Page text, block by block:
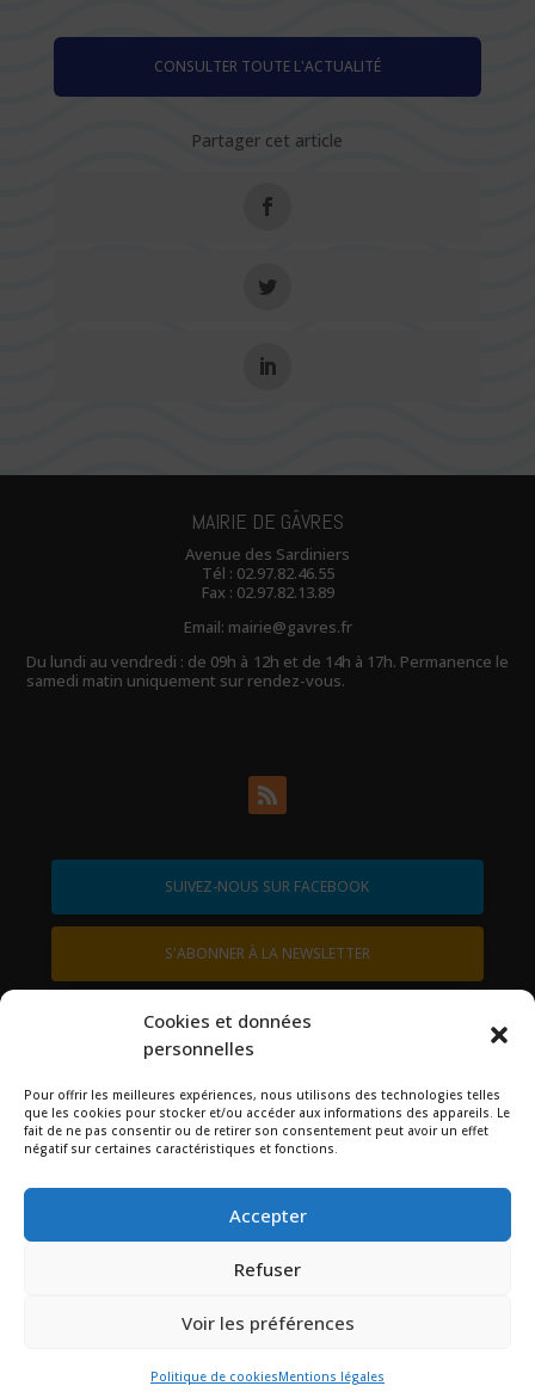
Cookies et données
personnelles
Pour offrir les meilleures expériences, nous utilisons des technologies telles
que les cookies pour stocker et/ou accéder aux informations des appareils. Le
fait de ne pas consentir ou de retirer son consentement peut avoir un effet
négatif sur certaines caractéristiques et fonctions.
Accepter
Refuser
Voir les préférences
Politique de cookiesMentions légales
CONSULTER TOUTE L'ACTUALITÉ
Partager cet article
MAIRIE DE GÂVRES
Avenue des Sardiniers
Tél : 02.97.82.46.55
Fax : 02.97.82.13.89
Email: mairie@gavres.fr
Du lundi au vendredi : de 09h à 12h et de 14h à 17h. Permanence le
samedi matin uniquement sur rendez-vous.
SUIVEZ-NOUS SUR FACEBOOK
S'ABONNER À LA NEWSLETTER
contactez-nous
Rechercher
CRÉATION DE L’AGENCE WEBGRAPHIKUP.COM